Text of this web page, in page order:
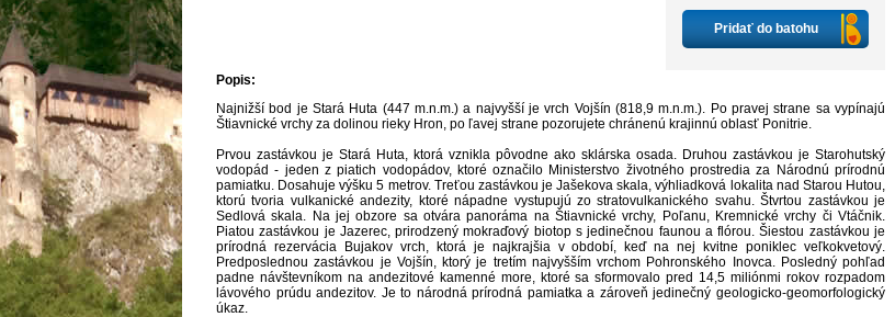
Pridať do batohu
Popis:
Najnižší bod je Stará Huta (447 m.n.m.) a najvyšší je vrch Vojšín (818,9 m.n.m.). Po pravej strane sa vypínajú
Štiavnické vrchy za dolinou rieky Hron, po ľavej strane pozorujete chránenú krajinnú oblasť Ponitrie.
Prvou zastávkou je Stará Huta, ktorá vznikla pôvodne ako sklárska osada. Druhou zastávkou je Starohutský
vodopád - jeden z piatich vodopádov, ktoré označilo Ministerstvo životného prostredia za Národnú prírodnú
pamiatku. Dosahuje výšku 5 metrov. Treťou zastávkou je Jašekova skala, výhliadková lokalita nad Starou Hutou,
ktorú tvoria vulkanické andezity, ktoré nápadne vystupujú zo stratovulkanického svahu. Štvrtou zastávkou je
Sedlová skala. Na jej obzore sa otvára panoráma na Štiavnické vrchy, Poľanu, Kremnické vrchy či Vtáčnik.
Piatou zastávkou je Jazerec, prirodzený mokraďový biotop s jedinečnou faunou a flórou. Šiestou zastávkou je
prírodná rezervácia Bujakov vrch, ktorá je najkrajšia v období, keď na nej kvitne poniklec veľkokvetový.
Predposlednou zastávkou je Vojšín, ktorý je tretím najvyšším vrchom Pohronského Inovca. Posledný pohľad
padne návštevníkom na andezitové kamenné more, ktoré sa sformovalo pred 14,5 miliónmi rokov rozpadom
lávového prúdu andezitov. Je to národná prírodná pamiatka a zároveň jedinečný geologicko-geomorfologický
úkaz.